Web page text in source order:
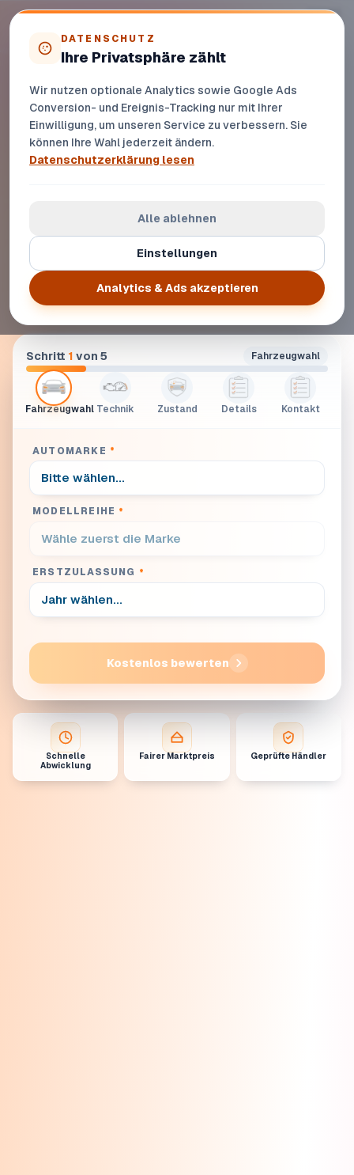
Zur Startseite
verkaufen im Taunus
Online bewerten, Termin sichern und Fahrzeug in
Oberursel transparent verkaufen
Schritt 1 von 5 Fahrzeugwahl
Fahrzeugwahl Technik Zustand Details Kontakt
AUTOMARKE *
MODELLREIHE *
ERSTZULASSUNG *
Kostenlos bewerten
Schnelle
Abwicklung
Fairer Marktpreis Geprüfte Händler
DATENSCHUTZ
Ihre Privatsphäre zählt
Wir nutzen optionale Analytics sowie Google Ads
Conversion- und Ereignis-Tracking nur mit Ihrer
Einwilligung, um unseren Service zu verbessern. Sie
können Ihre Wahl jederzeit ändern.
Datenschutzerklärung lesen
Alle ablehnen
Einstellungen
Analytics & Ads akzeptieren